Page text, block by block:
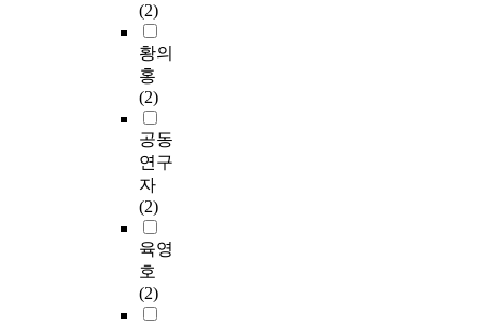
(2)
황의
홍
(2)
공동
연구
자
(2)
육영
호
(2)